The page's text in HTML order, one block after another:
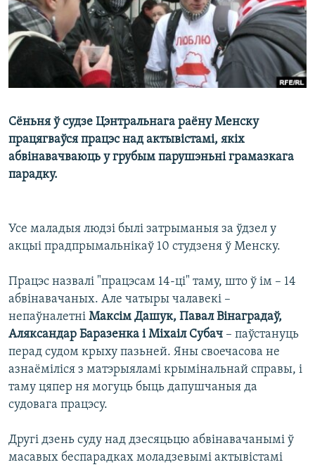
КУЛЬТУРА
КАЛЯНДАР
МОВА
НА ХВАЛЯХ СВАБОДЫ
Сёньня ў судзе Цэнтральнага раёну Менску
працягваўся працэс над актывістамі, якіх
абвінавачваюць у грубым парушэньні грамазкага
парадку.
Усе маладыя людзі былі затрыманыя за ўдзел у
акцыі прадпрымальнікаў 10 студзеня ў Менску.
Працэс назвалі "працэсам 14-ці" таму, што ў ім – 14
абвінавачаных. Але чатыры чалавекі –
непаўналетні Максім Дашук, Павал Вінаградаў,
Аляксандар Баразенка і Міхаіл Субач – паўстануць
перад судом крыху пазьней. Яны своечасова не
азнаёміліся з матэрыяламі крымінальнай справы, і
таму цяпер ня могуць быць дапушчаныя да
судовага працэсу.
Другі дзень суду над дзесяцьцю абвінавачанымі ў
масавых беспарадках моладзевымі актывістамі